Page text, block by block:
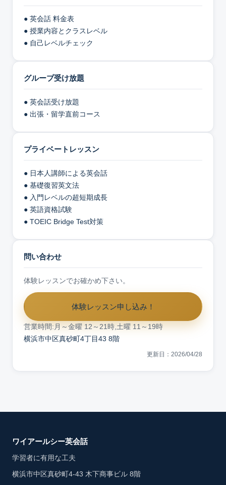
● 英会話 料金表
● 授業内容とクラスレベル
● 自己レベルチェック
グループ受け放題
● 英会話受け放題
● 出張・留学直前コース
プライベートレッスン
● 日本人講師による英会話
● 基礎復習英文法
● 入門レベルの超短期成長
● 英語資格試験
● TOEIC Bridge Test対策
問い合わせ
体験レッスンでお確かめ下さい。
体験レッスン申し込み！
営業時間:月～金曜 12～21時,土曜 11～19時
横浜市中区真砂町4丁目43 8階
更新日：2026/04/28
ワイアールシー英会話
学習者に有用な工夫
横浜市中区真砂町4-43 木下商事ビル 8階